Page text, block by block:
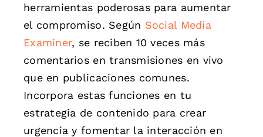
herramientas poderosas para aumentar
el compromiso. Según Social Media
Examiner, se reciben 10 veces más
comentarios en transmisiones en vivo
que en publicaciones comunes.
Incorpora estas funciones en tu
estrategia de contenido para crear
urgencia y fomentar la interacción en